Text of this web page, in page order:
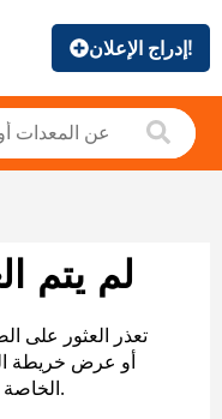
إدراج الإعلان!
لم يتم
تعذر العثور على
الخاصة بنا لمساعدتك في العثور على ما تريد.